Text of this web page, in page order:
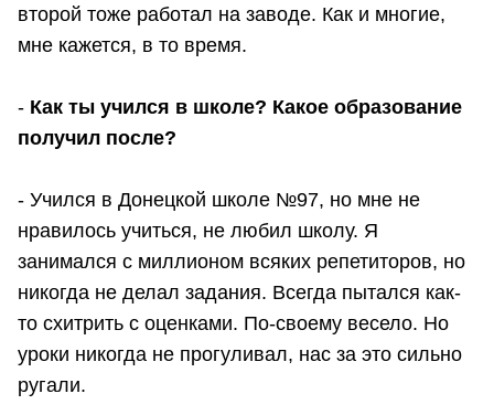
второй тоже работал на заводе. Как и многие,
мне кажется, в то время.
- Как ты учился в школе? Какое образование
получил после?
- Учился в Донецкой школе №97, но мне не
нравилось учиться, не любил школу. Я
занимался с миллионом всяких репетиторов, но
никогда не делал задания. Всегда пытался как-
то схитрить с оценками. По-своему весело. Но
уроки никогда не прогуливал, нас за это сильно
ругали.